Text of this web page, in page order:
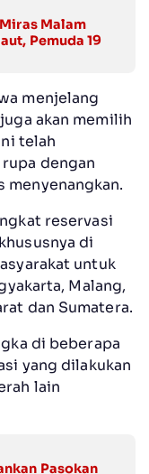
Malam
Pemuda 19
menjelang
akan memilih
telah
dengan
menyenangkan.
reservasi
di
untuk
Malang,
dan Sumatera.
di beberapa
yang dilakukan
lain
Pasokan